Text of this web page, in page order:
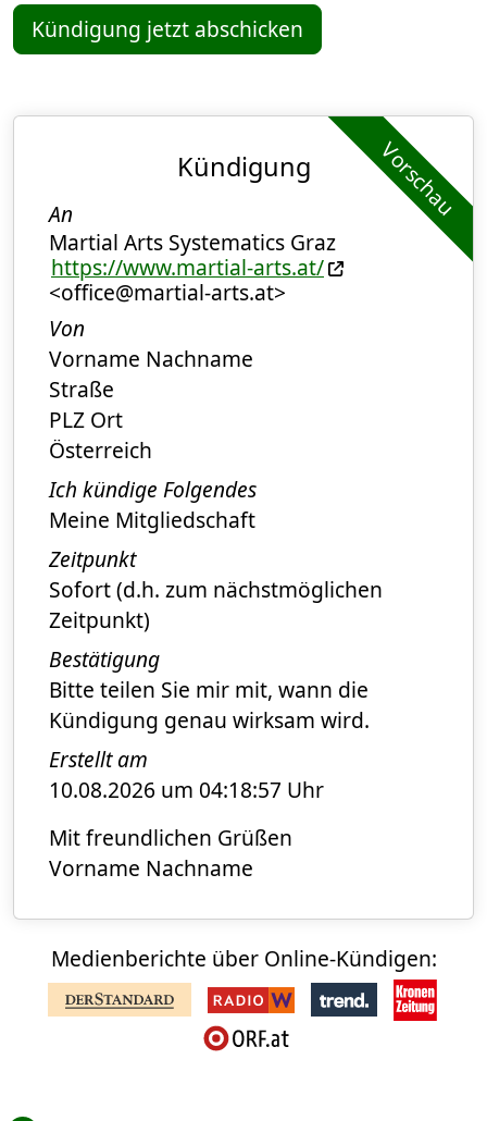
Kündigung jetzt abschicken
Vorschau
Kündigung
An
Martial Arts Systematics Graz
https://www.martial-arts.at/
<office@martial-arts.at>
Von
Vorname Nachname
Straße
PLZ Ort
Österreich
Ich kündige Folgendes
Meine Mitgliedschaft
Zeitpunkt
Sofort (d.h. zum nächstmöglichen
Zeitpunkt)
Bestätigung
Bitte teilen Sie mir mit, wann die
Kündigung genau wirksam wird.
Erstellt am
10.08.2026 um 04:18:57 Uhr
Mit freundlichen Grüßen
Vorname Nachname
Medienberichte über Online-Kündigen: